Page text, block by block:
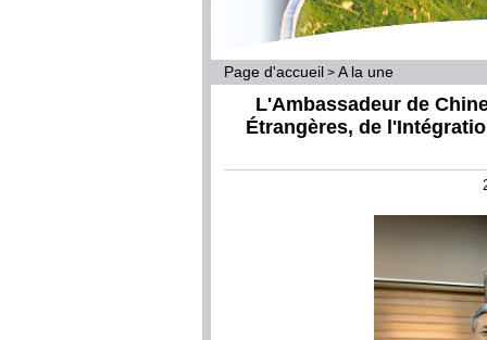
Page d'accueil > A la une
L'Ambassadeur de
Étrangères, de